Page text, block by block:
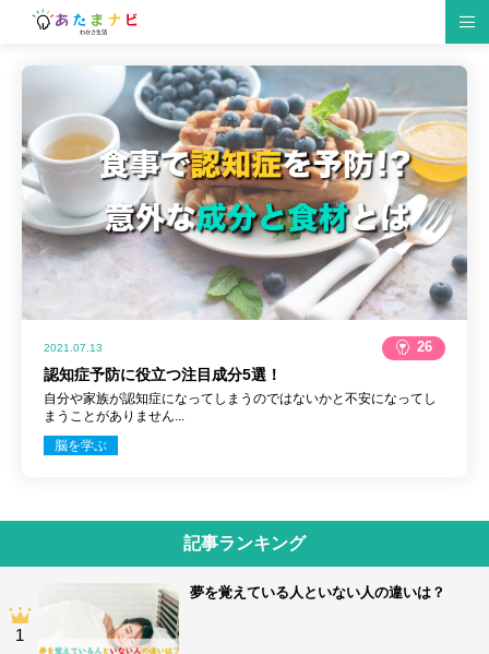
脳の仕組み 研究情報 脳トレ紹介
生活習慣 趣味
食材・レシピ
仕事・勉強
脳トレゲーム クイズ イベント
2021.07.13 26
認知症予防に役立つ注目成分5選！
自分や家族が認知症になってしまうのではないかと不安になってし
まうことがありません...
脳を学ぶ
記事ランキング
1
夢を覚えている人といない人の違いは？